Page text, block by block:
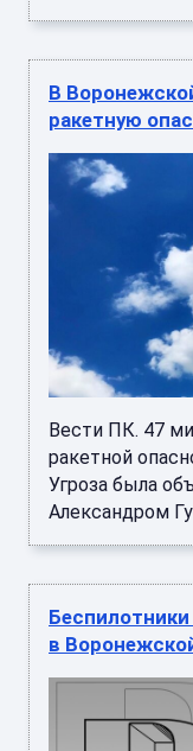
В
ракетную
Вести ПК. 47
ракетной
Угроза была
Александром
в